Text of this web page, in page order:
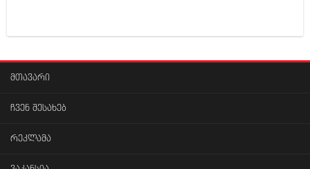
მთავარი
ჩვენ შესახებ
რეკლამა